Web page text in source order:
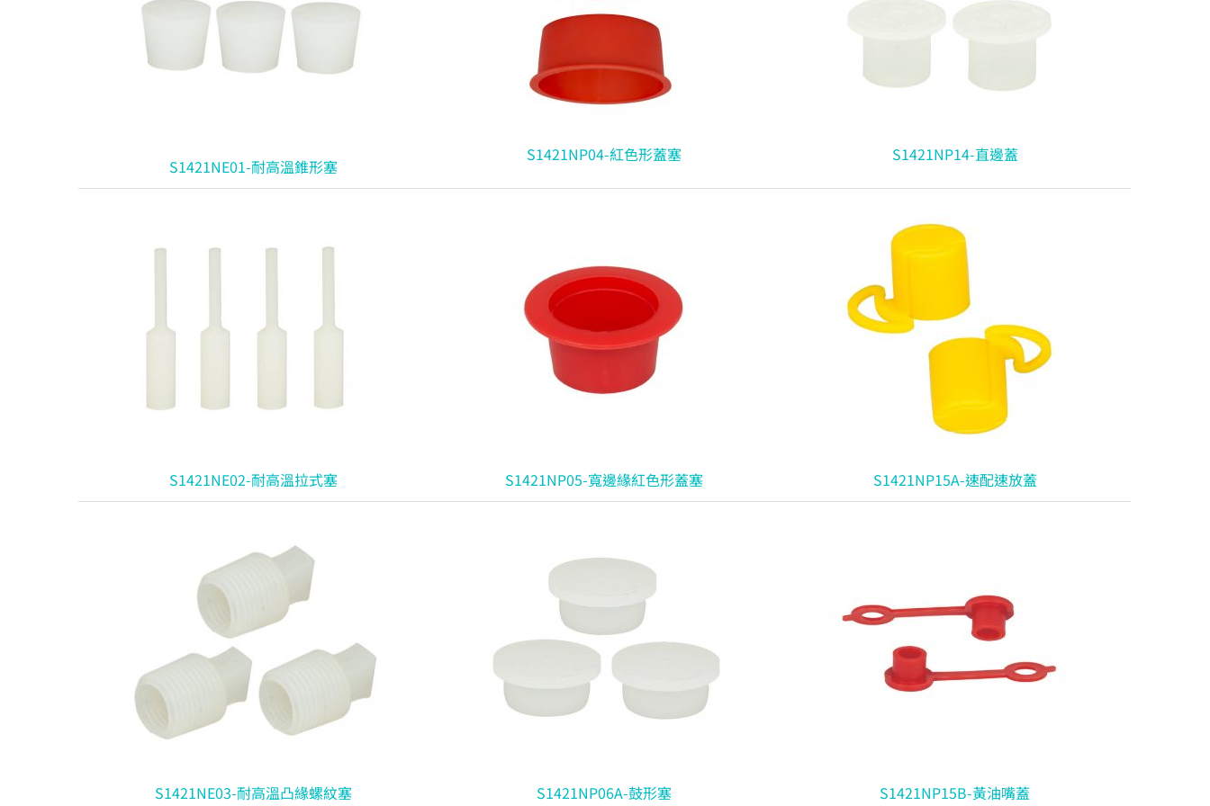
S1421NE01-耐高溫錐形塞
S1421NP04-紅色形蓋塞 S1421NP14-直邊蓋
S1421NE02-耐高溫拉式塞 S1421NP05-寬邊緣紅色形蓋塞 S1421NP15A-速配速放蓋
S1421NE03-耐高溫凸緣螺紋塞 S1421NP06A-鼓形塞 S1421NP15B-黃油嘴蓋